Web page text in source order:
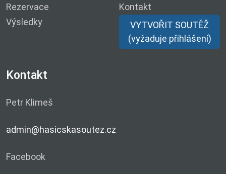
Rezervace
Výsledky
Kontakt
VYTVOŘIT SOUTĚŽ
(vyžaduje přihlášení)
Kontakt
Petr Klimeš
admin@hasicskasoutez.cz
Facebook